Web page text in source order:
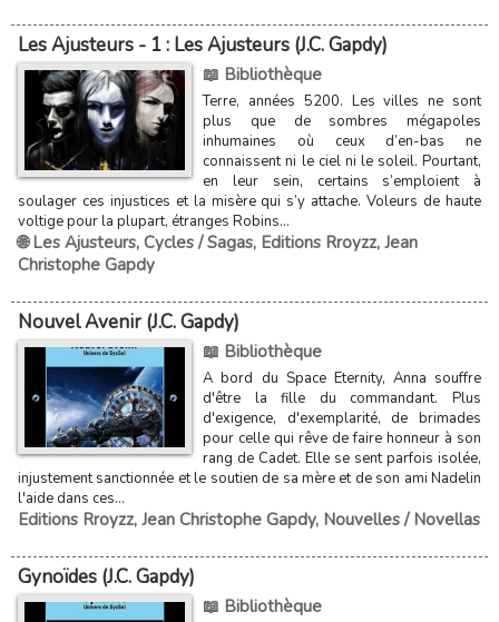
Les Ajusteurs - 1 : Les Ajusteurs (J.C. Gapdy)
📖 Bibliothèque
Terre, années 5200. Les villes ne sont
plus que de sombres mégapoles
inhumaines où ceux d’en-bas ne
connaissent ni le ciel ni le soleil. Pourtant,
en leur sein, certains s’emploient à
soulager ces injustices et la misère qui s’y attache. Voleurs de haute
voltige pour la plupart, étranges Robins...
🌐 Les Ajusteurs, Cycles / Sagas, Editions Rroyzz, Jean
Christophe Gapdy
Nouvel Avenir (J.C. Gapdy)
📖 Bibliothèque
A bord du Space Eternity, Anna souffre
d'être la fille du commandant. Plus
d'exigence, d'exemplarité, de brimades
pour celle qui rêve de faire honneur à son
rang de Cadet. Elle se sent parfois isolée,
injustement sanctionnée et le soutien de sa mère et de son ami Nadelin
l'aide dans ces...
Editions Rroyzz, Jean Christophe Gapdy, Nouvelles / Novellas
Gynoïdes (J.C. Gapdy)
📖 Bibliothèque